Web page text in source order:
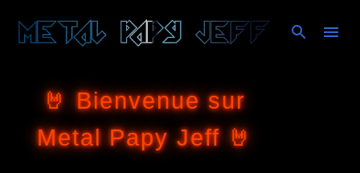
Accéder au contenu principal
🤘 Bienvenue sur
Metal Papy Jeff 🤘